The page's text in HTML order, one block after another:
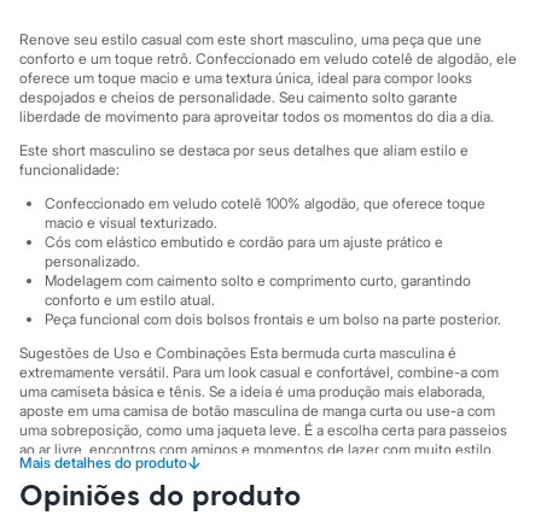
City
Clock House
Mindset
Sawary
Yessica
Acessórios
Blusas
Calçados
Leggings
Shorts e Bermudas
Tops
Moda íntima
Calcinhas
Cintas e Modeladores
Meias
Pijamas
Sutiãs e Tops
Moda praia
Biquínis
Maiôs
Saídas de praia
Personagens
Renove seu estilo casual com este short masculino, uma peça que une
conforto e um toque retrô. Confeccionado em veludo cotelê de algodão, ele
oferece um toque macio e uma textura única, ideal para compor looks
despojados e cheios de personalidade. Seu caimento solto garante
liberdade de movimento para aproveitar todos os momentos do dia a dia.
Este short masculino se destaca por seus detalhes que aliam estilo e
funcionalidade:
Confeccionado em veludo cotelê 100% algodão, que oferece toque
macio e visual texturizado.
Cós com elástico embutido e cordão para um ajuste prático e
personalizado.
Modelagem com caimento solto e comprimento curto, garantindo
conforto e um estilo atual.
Peça funcional com dois bolsos frontais e um bolso na parte posterior.
Sugestões de Uso e Combinações Esta bermuda curta masculina é
extremamente versátil. Para um look casual e confortável, combine-a com
uma camiseta básica e tênis. Se a ideia é uma produção mais elaborada,
aposte em uma camisa de botão masculina de manga curta ou use-a com
uma sobreposição, como uma jaqueta leve. É a escolha certa para passeios
ao ar livre, encontros com amigos e momentos de lazer com muito estilo.
A gente se encontra na C&A! ❤
Mais detalhes do produto↓
Opiniões do produto